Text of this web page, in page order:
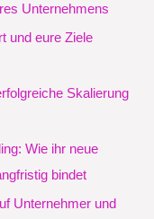
Unternehmens
und eure Ziele
Skalierung
Wie ihr neue
bindet
Unternehmer und